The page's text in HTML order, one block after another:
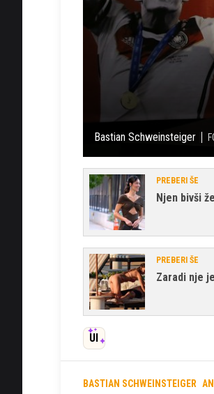
Bastian Schweinsteiger
PREBERI ŠE
Njen bivši
PREBERI ŠE
Zaradi nje
UI
BASTIAN SCHWEINSTEIGER